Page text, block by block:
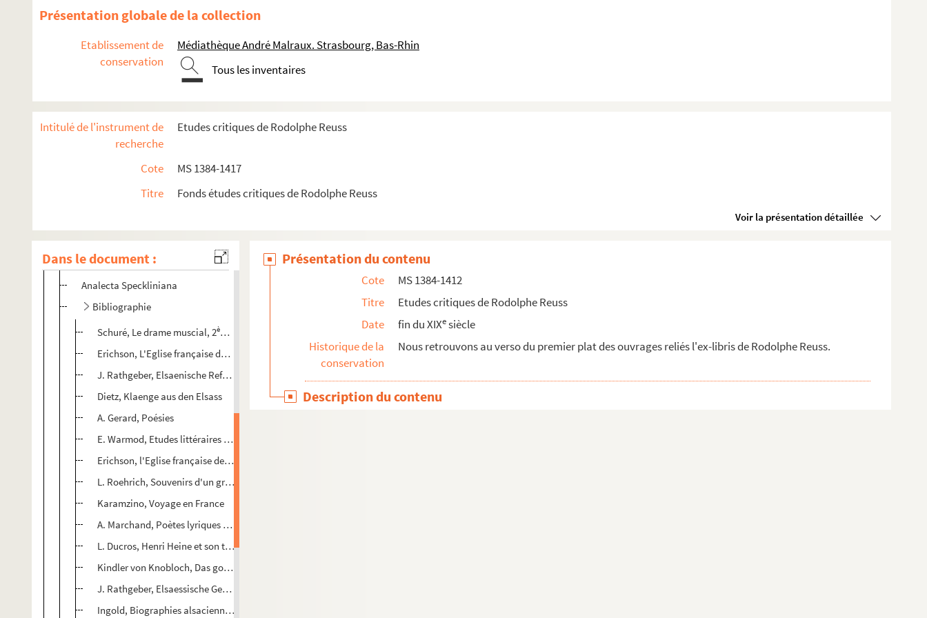
Présentation globale de la collection
Etablissement de
conservation
Médiathèque André Malraux. Strasbourg, Bas-Rhin
Tous les inventaires
Intitulé de l'instrument de
recherche
Etudes critiques de Rodolphe Reuss
Cote
MS 1384-1417
Titre
Fonds études critiques de Rodolphe Reuss
Voir la présentation détaillée
Dans le document :
Un drame philosophique de M. Renan
L'âge d'or
La nouvelle loi ecclésiastique en Prusse
Les synodes du désert
Une représentation théâtrale à Nice
Le protestantisme à Wiesbade
La tour de la porte de l'Hopital
Les souvenirs du feu duc de Broglie
Analecta Speckliniana
Bibliographie
Schuré, Le drame muscial, 2ème
Erichson, L'Eglise française de Strasbourg au XVI
siècle
J. Rathgeber, Elsaenische Reformations geschichte
Dietz, Klaenge aus den Elsass
A. Gerard, Poésies
E. Warmod, Etudes littéraires et morales
Erichson, l'Eglise française de Strasbourg (Progrès)
L. Roehrich, Souvenirs d'un grand-père
Karamzino, Voyage en France
A. Marchand, Poètes lyriques de l'Autriche, II.
L. Ducros, Henri Heine et son temps
Kindler von Knobloch, Das goldene Buch von Strassburg, II.
J. Rathgeber, Elsaessische Geschichte lieden der Revolution(?)
Ingold, Biographies alsaciennes, III.
Présentation du contenu
Cote
MS 1384-1412
Titre
Etudes critiques de Rodolphe Reuss
Date
fin du XIXesiècle
Historique de la
conservation
Nous retrouvons au verso du premier plat des ouvrages reliés l'ex-libris de Rodolphe Reuss.
Description du contenu